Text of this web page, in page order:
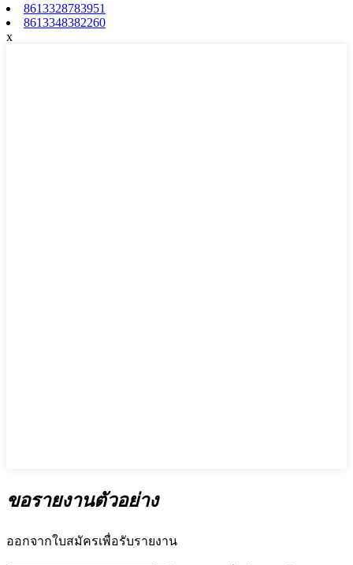
8613328783951
8613348382260
x
ขอรายงานตัวอย่าง
ออกจากใบสมัครเพื่อรับรายงาน